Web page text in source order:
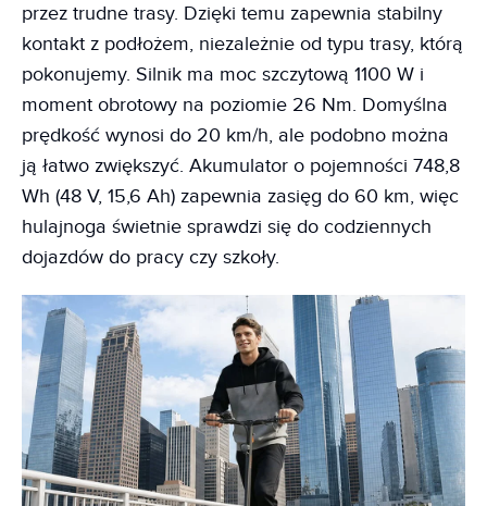
przez trudne trasy. Dzięki temu zapewnia stabilny
kontakt z podłożem, niezależnie od typu trasy, którą
pokonujemy. Silnik ma moc szczytową 1100 W i
moment obrotowy na poziomie 26 Nm. Domyślna
prędkość wynosi do 20 km/h, ale podobno można
ją łatwo zwiększyć. Akumulator o pojemności 748,8
Wh (48 V, 15,6 Ah) zapewnia zasięg do 60 km, więc
hulajnoga świetnie sprawdzi się do codziennych
dojazdów do pracy czy szkoły.